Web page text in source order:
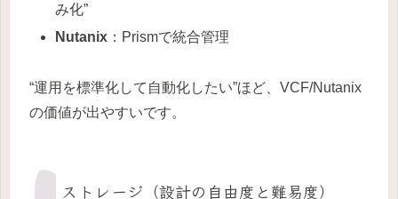
み化”
Nutanix ：Prismで統合管理
“運用を標準化して自動化したい”ほど、VCF/Nutanix
の価値が出やすいです。
ストレージ（設計の自由度と難易度）